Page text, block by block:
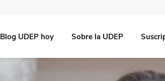
Blog UDEP hoy Sobre la UDEP